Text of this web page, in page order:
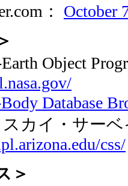
： October
Object
Database
カイ・サーベ
css/
＞